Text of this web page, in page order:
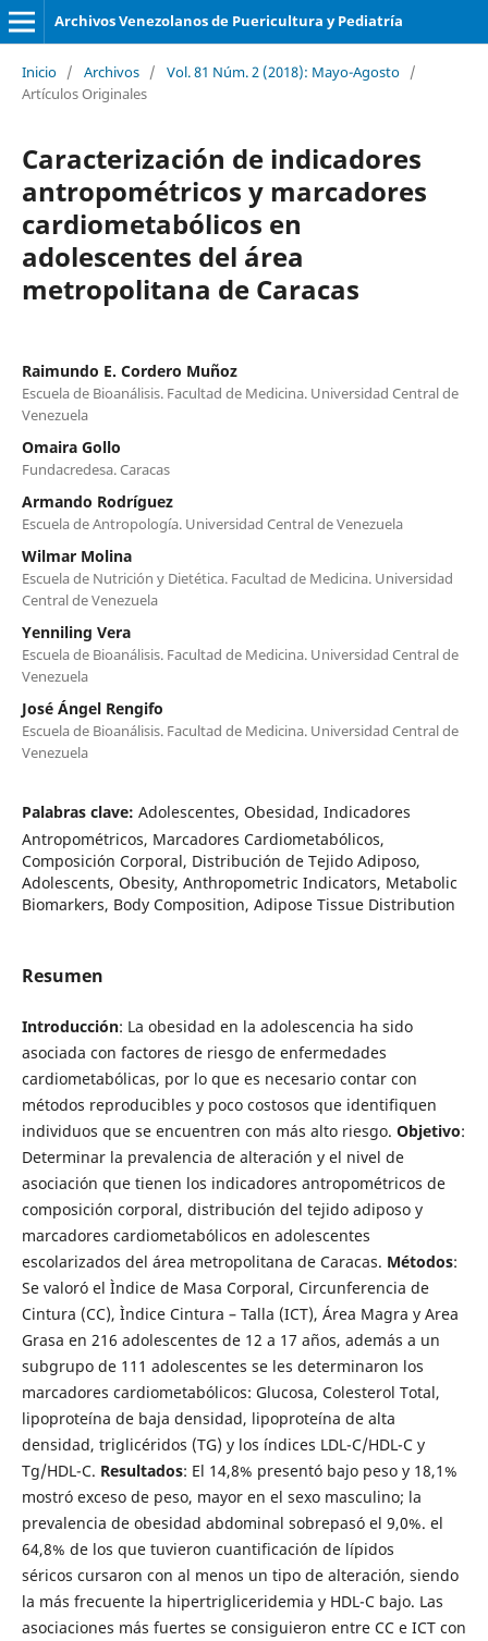
Archivos Venezolanos de Puericultura y Pediatría
Inicio / Archivos / Vol. 81 Núm. 2 (2018): Mayo-Agosto /
Artículos Originales
Caracterización de indicadores
antropométricos y marcadores
cardiometabólicos en
adolescentes del área
metropolitana de Caracas
Raimundo E. Cordero Muñoz
Escuela de Bioanálisis. Facultad de Medicina. Universidad Central de
Venezuela
Omaira Gollo
Fundacredesa. Caracas
Armando Rodríguez
Escuela de Antropología. Universidad Central de Venezuela
Wilmar Molina
Escuela de Nutrición y Dietética. Facultad de Medicina. Universidad
Central de Venezuela
Yenniling Vera
Escuela de Bioanálisis. Facultad de Medicina. Universidad Central de
Venezuela
José Ángel Rengifo
Escuela de Bioanálisis. Facultad de Medicina. Universidad Central de
Venezuela
Palabras clave: Adolescentes, Obesidad, Indicadores
Antropométricos, Marcadores Cardiometabólicos,
Composición Corporal, Distribución de Tejido Adiposo,
Adolescents, Obesity, Anthropometric Indicators, Metabolic
Biomarkers, Body Composition, Adipose Tissue Distribution
Resumen
Introducción: La obesidad en la adolescencia ha sido
asociada con factores de riesgo de enfermedades
cardiometabólicas, por lo que es necesario contar con
métodos reproducibles y poco costosos que identifiquen
individuos que se encuentren con más alto riesgo. Objetivo:
Determinar la prevalencia de alteración y el nivel de
asociación que tienen los indicadores antropométricos de
composición corporal, distribución del tejido adiposo y
marcadores cardiometabólicos en adolescentes
escolarizados del área metropolitana de Caracas. Métodos:
Se valoró el Ìndice de Masa Corporal, Circunferencia de
Cintura (CC), Ìndice Cintura – Talla (ICT), Área Magra y Area
Grasa en 216 adolescentes de 12 a 17 años, además a un
subgrupo de 111 adolescentes se les determinaron los
marcadores cardiometabólicos: Glucosa, Colesterol Total,
lipoproteína de baja densidad, lipoproteína de alta
densidad, triglicéridos (TG) y los índices LDL-C/HDL-C y
Tg/HDL-C. Resultados: El 14,8% presentó bajo peso y 18,1%
mostró exceso de peso, mayor en el sexo masculino; la
prevalencia de obesidad abdominal sobrepasó el 9,0%. el
64,8% de los que tuvieron cuantificación de lípidos
séricos cursaron con al menos un tipo de alteración, siendo
la más frecuente la hipertrigliceridemia y HDL-C bajo. Las
asociaciones más fuertes se consiguieron entre CC e ICT con